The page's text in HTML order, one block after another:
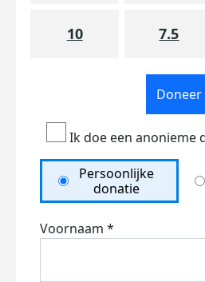
10 7.5
Doneer
Ik doe een anonieme
Persoonlijke
donatie
Voornaam *